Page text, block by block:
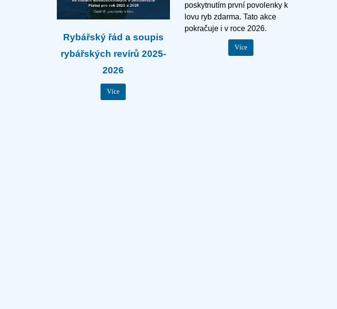
Rybářský řád a soupis
rybářských revírů 2025-
2026
Více
poskytnutím první povolenky k
lovu ryb zdarma. Tato akce
pokračuje i v roce 2026.
Více